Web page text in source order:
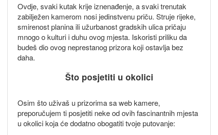
Ovdje, svaki kutak krije iznenađenje, a svaki trenutak
zabilježen kamerom nosi jedinstvenu priču. Struje rijeke,
smirenost planina ili užurbanost gradskih ulica pričaju
mnogo o kulturi i duhu ovog mjesta. Iskoristi priliku da
budeš dio ovog neprestanog prizora koji ostavlja bez
daha.
Što posjetiti u okolici
Osim što uživaš u prizorima sa web kamere,
preporučujem ti posjetiti neke od ovih fascinantnih mjesta
u okolici koja će dodatno obogatiti tvoje putovanje: